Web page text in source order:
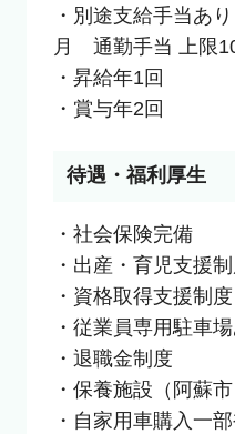
・別途支給手当あ
月　通勤手当 上限
・昇給年1回
・賞与年2回
待遇・福利厚生
・社会保険完備
・出産・育児支援
・資格取得支援制度
・従業員専用駐車場
・退職金制度
・保養施設（阿蘇
・自家用車購入一